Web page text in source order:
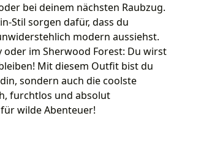
bei deinem nächsten Raubzug.
Stil sorgen dafür, dass du
modern aussiehst.
im Sherwood Forest: Du wirst
Mit diesem Outfit bist du
sondern auch die coolste
furchtlos und absolut
wilde Abenteuer!